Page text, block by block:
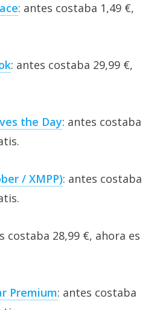
: antes costaba 1,49 €,
: antes costaba 29,99 €,
the Day: antes costaba
/ XMPP): antes costaba
costaba 28,99 €, ahora es
Premium: antes costaba